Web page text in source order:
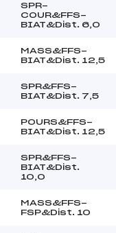
SPR-
COUR&FFS-
BIAT&Dist. 6,0
MASS&FFS-
BIAT&Dist. 12,5
SPR&FFS-
BIAT&Dist. 7,5
POURS&FFS-
BIAT&Dist. 12,5
SPR&FFS-
BIAT&Dist.
10,0
MASS&FFS-
FSP&Dist. 10